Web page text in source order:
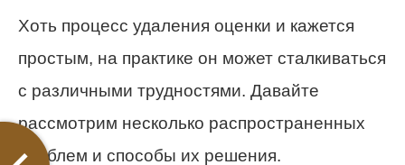
Хоть процесс удаления оценки и кажется
простым, на практике он может сталкиваться
с различными трудностями. Давайте
рассмотрим несколько распространенных
проблем и способы их решения.